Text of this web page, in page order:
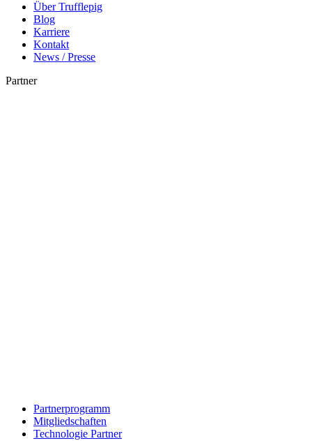
Über Trufflepig
Blog
Karriere
Kontakt
News / Presse
Partner
Partnerprogramm
Mitgliedschaften
Technologie Partner